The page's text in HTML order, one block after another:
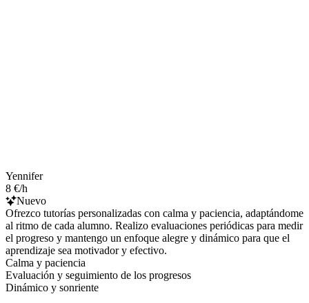
Yennifer
8 €/h
Nuevo
Ofrezco tutorías personalizadas con calma y paciencia, adaptándome
al ritmo de cada alumno. Realizo evaluaciones periódicas para medir
el progreso y mantengo un enfoque alegre y dinámico para que el
aprendizaje sea motivador y efectivo.
Calma y paciencia
Evaluación y seguimiento de los progresos
Dinámico y sonriente